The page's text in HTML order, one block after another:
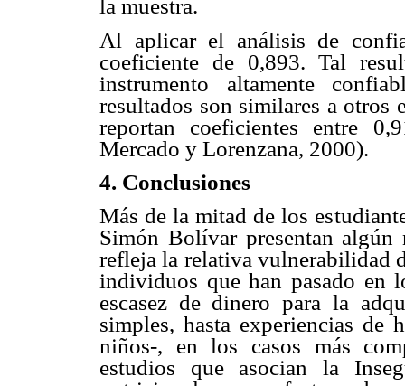
la muestra.
Al aplicar el análisis de
coeficiente de 0,893. Tal
instrumento altamente
resultados son similares a otros
reportan coeficientes entre
Mercado y Lorenzana, 2000).
4. Conclusiones
Más de la mitad de los
Simón Bolívar presentan
refleja la relativa vulnerabilidad
individuos que han pasado en
escasez de dinero para la
simples, hasta experiencias de
niños-, en los casos más
estudios que asocian la